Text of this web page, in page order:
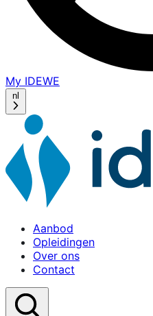
My IDEWE
window)
nl
Aanbod
Opleidingen
Over ons
Contact